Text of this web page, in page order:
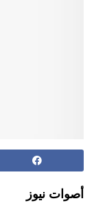
أصوات نيوز